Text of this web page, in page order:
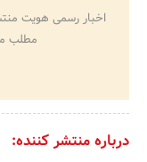
اخبار رسمی هویت
مطلب
درباره منتشر کننده: